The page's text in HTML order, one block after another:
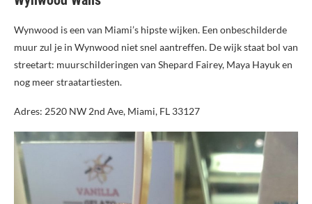
Wynwood is een van Miami’s hipste wijken. Een onbeschilderde
muur zul je in Wynwood niet snel aantreffen. De wijk staat bol van
streetart: muurschilderingen van Shepard Fairey, Maya Hayuk en
nog meer straatartiesten.
Adres: 2520 NW 2nd Ave, Miami, FL 33127